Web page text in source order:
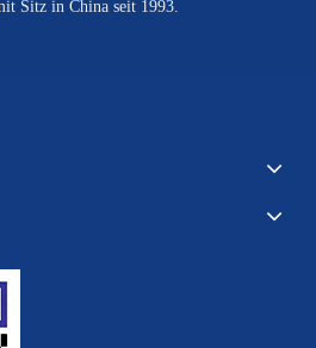
Sitz in China seit 1993.